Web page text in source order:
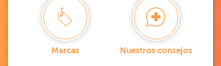
Marcas Nuestros consejos